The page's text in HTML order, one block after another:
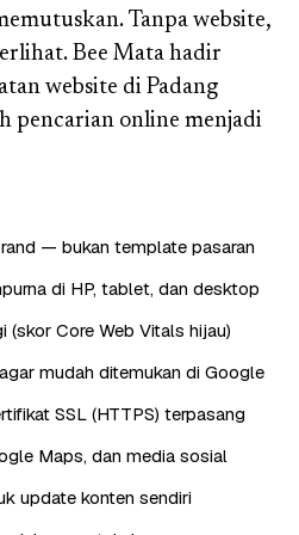
Tanpa website,
Bee Mata hadir
website di Padang
pencarian online menjadi
— bukan template pasaran
di HP, tablet, dan desktop
(skor Core Web Vitals hijau)
mudah ditemukan di Google
SSL (HTTPS) terpasang
Maps, dan media sosial
update konten sendiri